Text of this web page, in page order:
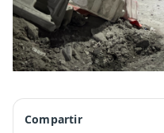
Compartir